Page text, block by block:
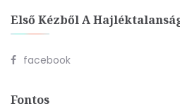
Első Kézből A
facebook
Fontos